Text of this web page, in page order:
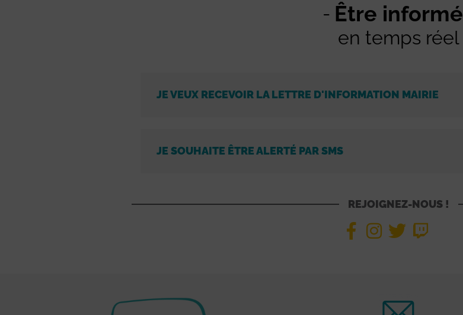
Être informé
en temps réel
JE VEUX RECEVOIR LA LETTRE D'INFORMATION MAIRIE
JE SOUHAITE ÊTRE ALERTÉ PAR SMS
REJOIGNEZ-NOUS !